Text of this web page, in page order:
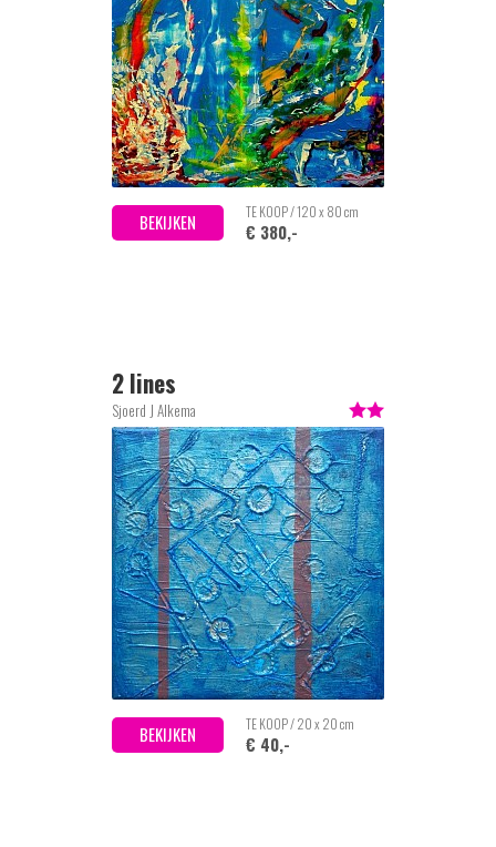
BEKIJKEN TE KOOP / 120 x 80 cm
€ 380,-
2 lines
Sjoerd J Alkema
BEKIJKEN TE KOOP / 20 x 20 cm
€ 40,-